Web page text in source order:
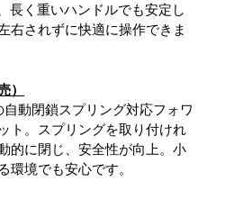
長く重いハンドルでも安定し
右されずに快適に操作できま
）
動閉鎖スプリング対応フォワ
ト。スプリングを取り付けれ
的に閉じ、安全性が向上。小
環境でも安心です。